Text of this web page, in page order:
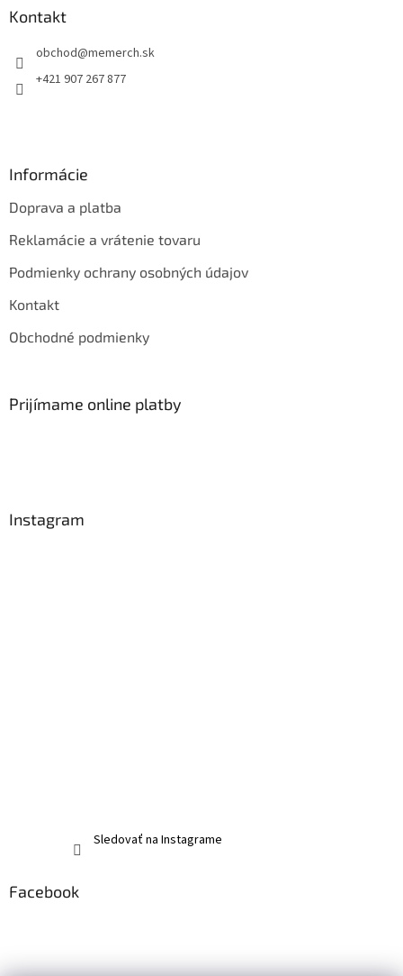
Kontakt
obchod@memerch.sk
+421 907 267 877
Informácie
Doprava a platba
Reklamácie a vrátenie tovaru
Podmienky ochrany osobných údajov
Kontakt
Obchodné podmienky
Prijímame online platby
Instagram
Sledovať na Instagrame
Facebook